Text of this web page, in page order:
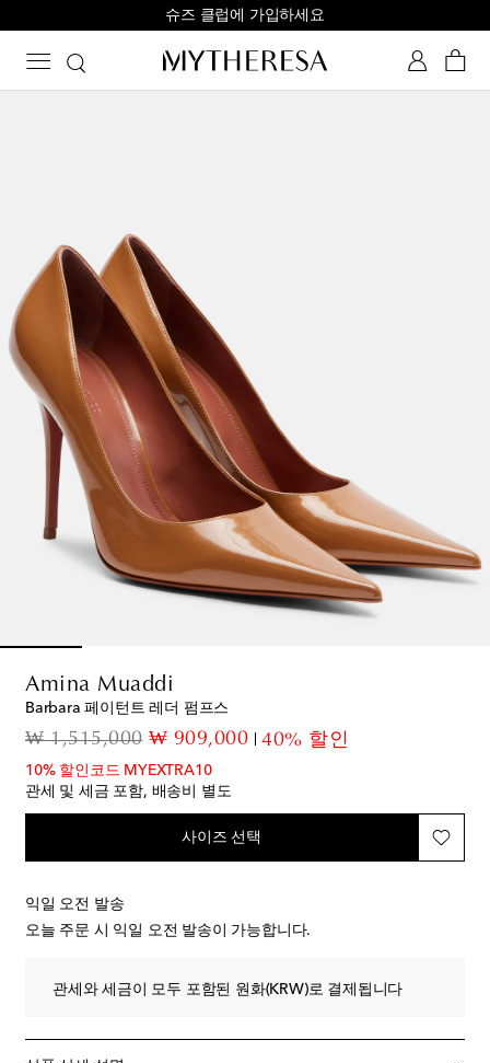
슈즈 클럽에 가입하세요
Amina Muaddi
Barbara 페이턴트 레더 펌프스
₩ 1,515,000original price
₩ 909,000discount price
40% 할인
10% 할인코드 MYEXTRA10
관세 및 세금 포함, 배송비 별도
사이즈 선택
익일 오전 발송
오늘 주문 시 익일 오전 발송이 가능합니다.
관세와 세금이 모두 포함된 원화(KRW)로 결제됩니다